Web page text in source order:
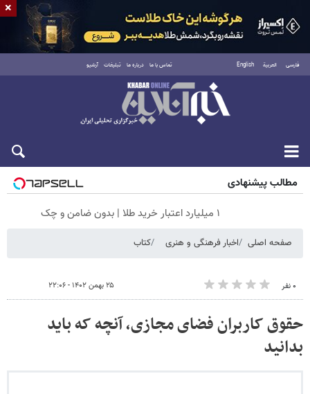
فارسی العربية English تماس با ما درباره ما تبلیغات آرشیو
جمعه ۱۶ مرداد ۱۴۰۵
مطالب پیشنهادی
۱ میلیارد اعتبار خرید طلا | بدون ضامن و چک
صفحه اصلی اخبار فرهنگی و هنری کتاب
۰ نفر ۲۵ بهمن ۱۴۰۲ - ۲۲:۰۶
حقوق کاربران فضای مجازی، آنچه که باید
بدانید
×